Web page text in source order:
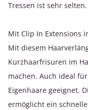
Tressen ist sehr selten.
Mit Clip In Extensions
Mit diesem
Kurzhaarfrisuren im
machen. Auch ideal
Eigenhaare geeignet.
ermöglicht ein